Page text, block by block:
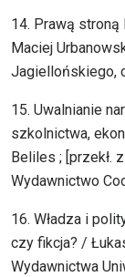
14. Prawą
Maciej
Jagiellońskiego,
15. Uwalnianie
szkolnictwa,
Beliles ; [przekł.
Wydawnictwo
16. Władza i
czy fikcja? /
Wydawnictwa